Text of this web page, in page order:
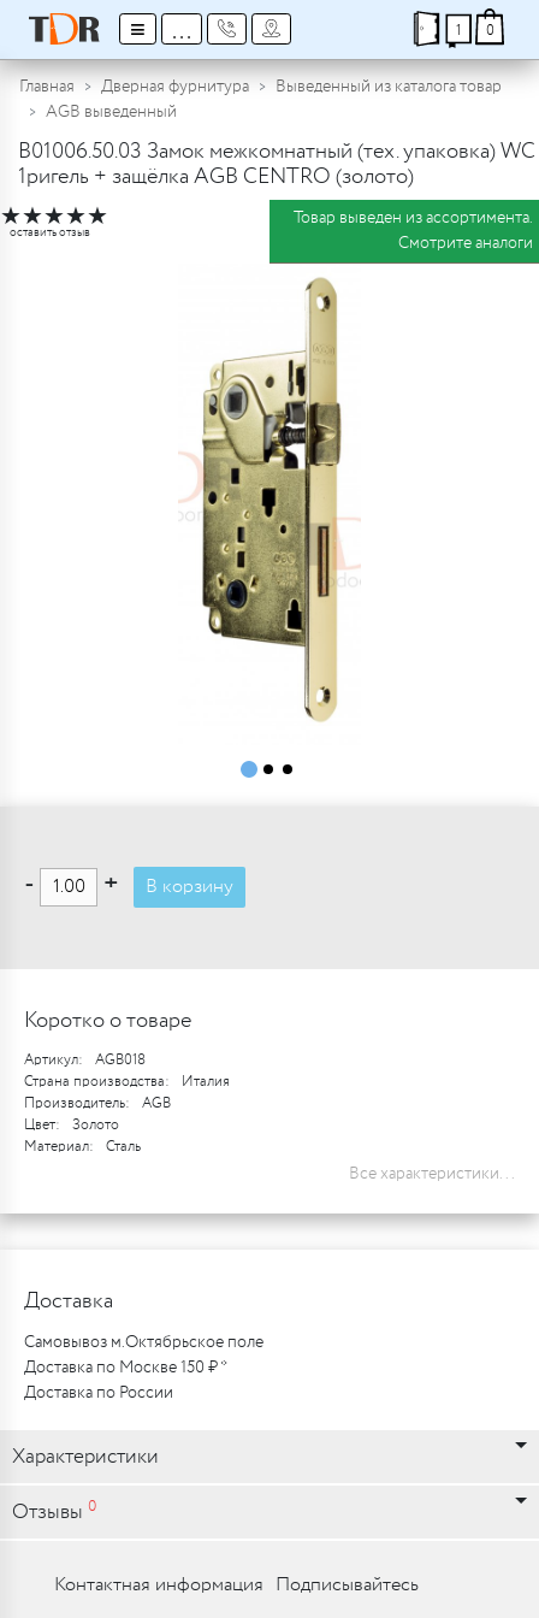
≡ ... 1 0
Главная Дверная фурнитура
Выведенный из каталога товар
AGB выведенный
B01006.50.03 Замок межкомнатный (тех. упаковка) WC
1ригель + защёлка AGB CENTRO (золото)
★★★★★
оставить отзыв
Товар выведен из ассортимента.
Смотрите аналоги
- + В корзину
Коротко о товаре
Артикул:
AGB018
Страна производства:
Италия
Производитель:
AGB
Цвет:
Золото
Материал:
Сталь
Все характеристики...
Доставка
Самовывоз м.Октябрьское поле
Доставка по Москве 150 ₽ *
Доставка по России
Характеристики
Отзывы 0
Контактная информация Подписывайтесь